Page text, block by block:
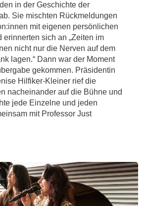
in der Geschichte der
Sie mischten Rückmeldungen
mit eigenen persönlichen
erinnerten sich an „Zeiten im
nicht nur die Nerven auf dem
lagen.“ Dann war der Moment
gekommen. Präsidentin
Hilfiker-Kleiner rief die
nacheinander auf die Bühne und
jede Einzelne und jeden
mit Professor Just